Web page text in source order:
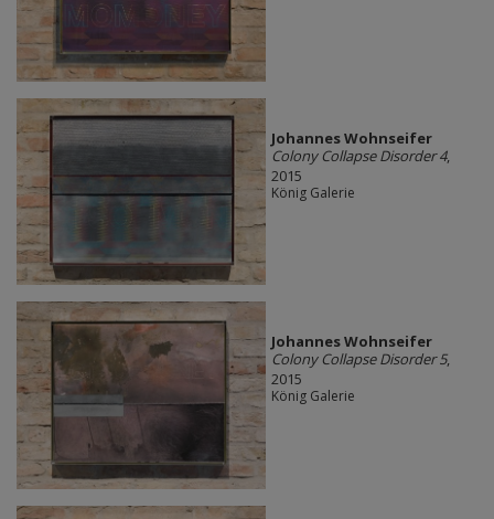
Johannes Wohnseifer
Colony Collapse Disorder 4,
2015
König Galerie
Johannes Wohnseifer
Colony Collapse Disorder 5,
2015
König Galerie